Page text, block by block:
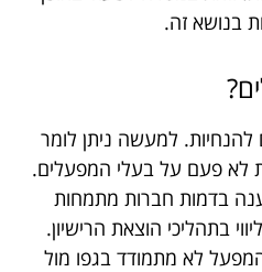
בנושא זה.
למעשה ניתן לומר
לא פעם על בעלי המפעלים.
בדמות חברות מתמחות
בתהליכי הוצאת הרישיון.
לא מתמודד בגפו מול